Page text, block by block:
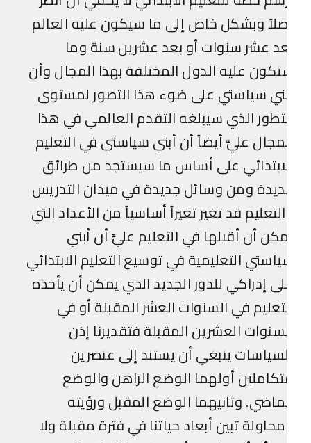
وبشكل خاص إلى ما سيكون عليه العالم
عشر سنوات أو بعد عشرين سنة وما
عليه الدول المختلفة بهذا المجال وأن
سياستي على ضوء هذا التصور لمستوى
الذي سيبلغه التقدم العالمي في هذا
عليَّ أيضاً أن أبني سياستي في التعليم
على أساس ما سيستجد من طرائق
ومن وسائل جديدة في ميدان التدريس
قد تغير تغيراً أساسياً من الأعداد التي
أن أقبلها في التعليم عليَّ أن أبني
التعليمية في توسيع التعليم الابتدائي
إدراكي للدور الجديد الذي يمكن أن يأخذه
في السنوات العشر المقبلة أو في
العشرين المقبلة فتقديرنا إذن
ينبغي أن يستند إلى عنصرين
أولهما الوضع الراهن والوضع
وثانيهما الوضع المقبل ورؤيته
تبين أبعاد حياتنا في فترة مقبلة ولا